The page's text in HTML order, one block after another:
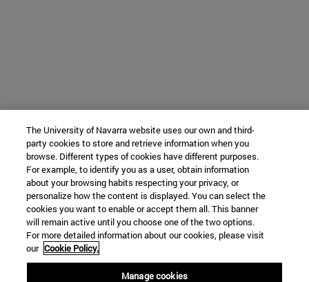
The University of Navarra website uses our own and third-
party cookies to store and retrieve information when you
browse. Different types of cookies have different purposes.
For example, to identify you as a user, obtain information
about your browsing habits respecting your privacy, or
personalize how the content is displayed. You can select the
cookies you want to enable or accept them all. This banner
will remain active until you choose one of the two options.
For more detailed information about our cookies, please visit
our Cookie Policy.
Manage cookies